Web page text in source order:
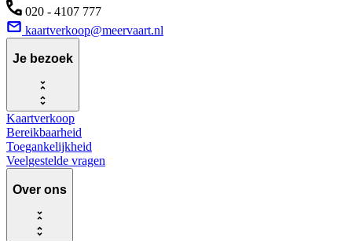
020 - 4107 777
kaartverkoop@meervaart.nl
Je bezoek
Kaartverkoop
Bereikbaarheid
Toegankelijkheid
Veelgestelde vragen
Over ons